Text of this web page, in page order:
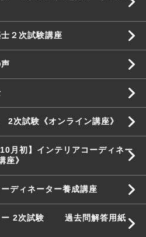
２次試験講座
試験《オンライン講座》
月初】インテリアコーディネー
ン講座》
ディネーター養成講座
ー 2次試験 過去問解答用紙